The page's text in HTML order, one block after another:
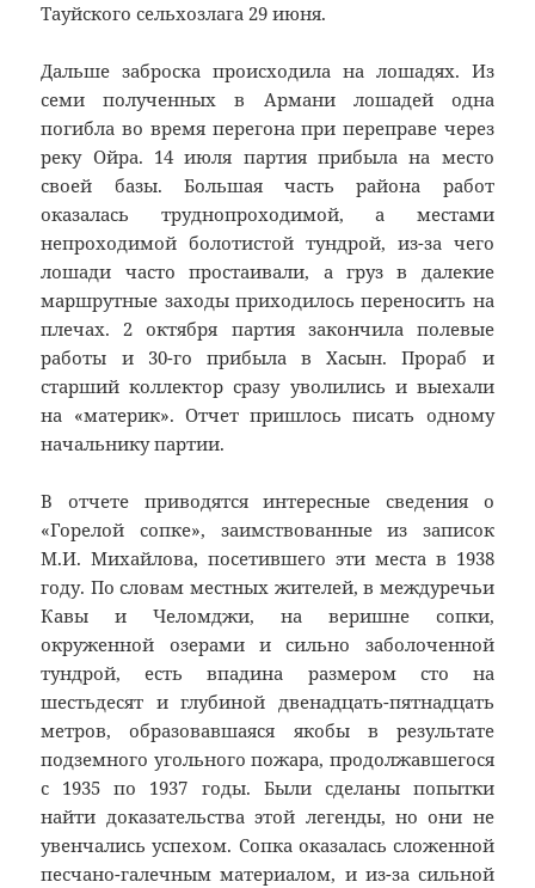
Тауйского сельхозлага 29 июня.
Дальше заброска происходила на лошадях. Из
семи полученных в Армани лошадей одна
погибла во время перегона при переправе через
реку Ойра. 14 июля партия прибыла на место
своей базы. Большая часть района работ
оказалась труднопроходимой, а местами
непроходимой болотистой тундрой, из-за чего
лошади часто простаивали, а груз в далекие
маршрутные заходы приходилось переносить на
плечах. 2 октября партия закончила полевые
работы и 30-го прибыла в Хасын. Прораб и
старший коллектор сразу уволились и выехали
на «материк». Отчет пришлось писать одному
начальнику партии.
В отчете приводятся интересные сведения о
«Горелой сопке», заимствованные из записок
М.И. Михайлова, посетившего эти места в 1938
году. По словам местных жителей, в междуречьи
Кавы и Челомджи, на веришне сопки,
окруженной озерами и сильно заболоченной
тундрой, есть впадина размером сто на
шестьдесят и глубиной двенадцать-пятнадцать
метров, образовавшаяся якобы в результате
подземного угольного пожара, продолжавшегося
с 1935 по 1937 годы. Были сделаны попытки
найти доказательства этой легенды, но они не
увенчались успехом. Сопка оказалась сложенной
песчано-галечным материалом, и из-за сильной